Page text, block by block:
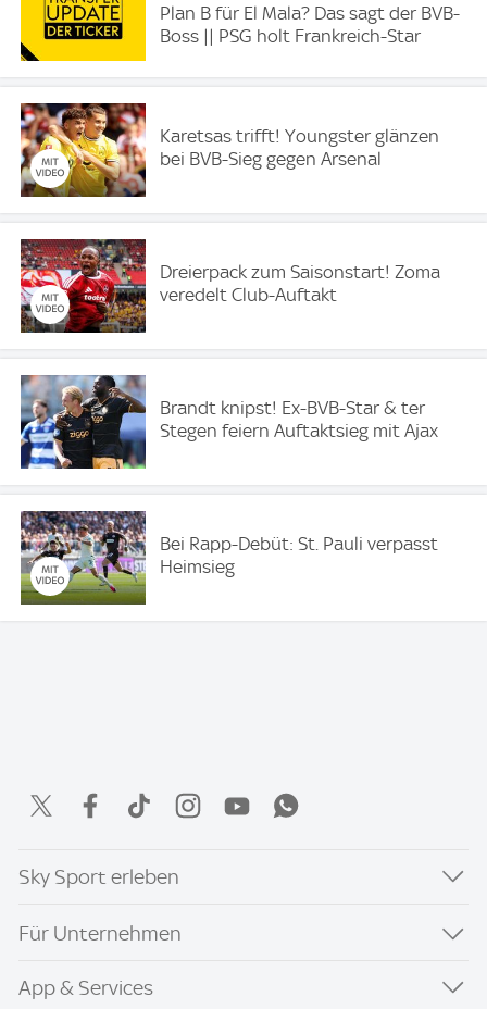
Plan B für El Mala? Das sagt der BVB-
Boss || PSG holt Frankreich-Star
Karetsas trifft! Youngster glänzen
bei BVB-Sieg gegen Arsenal
Dreierpack zum Saisonstart! Zoma
veredelt Club-Auftakt
Brandt knipst! Ex-BVB-Star & ter
Stegen feiern Auftaktsieg mit Ajax
Bei Rapp-Debüt: St. Pauli verpasst
Heimsieg
Sky Sport erleben
Für Unternehmen
App & Services